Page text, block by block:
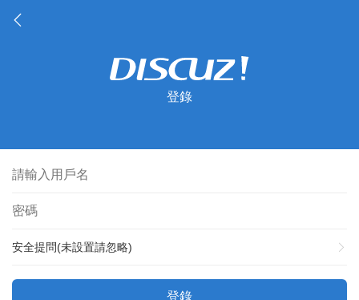
登錄
安全提問(未設置請忽略)
登錄